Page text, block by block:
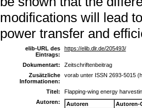
modifications will lead
power transfer and
elib-URL des
Eintrags:
https://elib.dlr.de/205493/
Dokumentart:
Zeitschriftenbeitrag
Zusätzliche
Informationen:
vorab unter ISSN 2693-5015
Titel:
Flapping‑wing energy
Autoren:
Autoren
Autoren-